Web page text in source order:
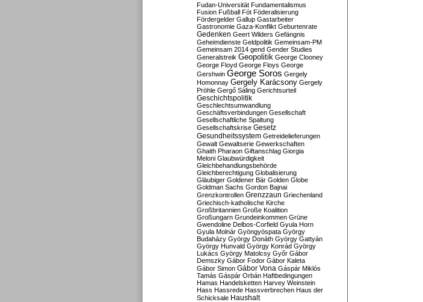
Fudan-Universität Fundamentalismus
Fusion Fußball Fót Föderalisierung
Fördergelder Gallup Gastarbeiter
Gastronomie Gaza-Konflikt Geburtenrate
Gedenken Geert Wilders Gefängnis
Geheimdienste Geldpolitik Gemeinsam-PM
Gemeinsam 2014 gend Gender Studies
Generalstreik Geopolitik George Clooney
George Floyd George Floys George
Gershwin George Soros Gergely
Homonnay Gergely Karácsony Gergely
Pröhle Gergő Sáling Gerichtsurteil
Geschichtspolitik
Geschlechtsumwandlung
Geschäftsverbindungen Gesellschaft
Gesellschaftliche Spaltung
Gesellschaftskrise Gesetz
Gesundheitssystem Getreidelieferungen
Gewalt Gewaltserie Gewerkschaften
Ghaith Pharaon Giftanschlag Giorgia
Meloni Glaubwürdigkeit
Gleichbehandlungsbehörde
Gleichberechtigung Globalisierung
Gläubiger Goldener Bär Golden Globe
Goldman Sachs Gordon Bajnai
Grenzkontrollen Grenzzaun Griechenland
Griechisch-katholische Kirche
Großbritannien Große Koalition
Großungarn Grundeinkommen Grüne
Gwendoline Delbos-Corfield Gyula Horn
Gyula Molnár Gyöngyöspata György
Budaházy György Donáth György Gattyán
György Hunvald György Konrád György
Lukács György Matolcsy Győr Gábor
Demszky Gábor Fodor Gábor Kaleta
Gábor Simon Gábor Vona Gáspár Miklós
Tamás Gáspár Orbán Haftbedingungen
Hamas Handelsketten Harvey Weinstein
Hass Hassrede Hassverbrechen Haus der
Schicksale Haushalt